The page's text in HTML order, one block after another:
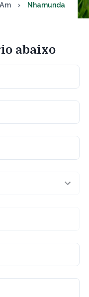
Am Nhamunda
abaixo